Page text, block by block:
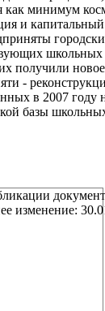
как минимум
и
школьных
получили
-
в 2007 году
базы
изменение: